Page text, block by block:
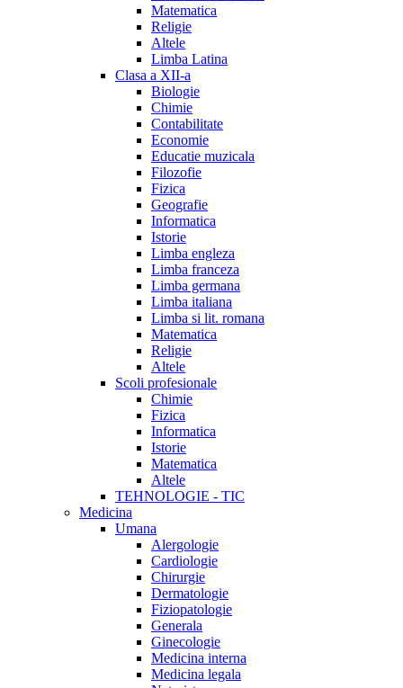
Matematica
Religie
Altele
Limba Latina
Clasa a XII-a
Biologie
Chimie
Contabilitate
Economie
Educatie muzicala
Filozofie
Fizica
Geografie
Informatica
Istorie
Limba engleza
Limba franceza
Limba germana
Limba italiana
Limba si lit. romana
Matematica
Religie
Altele
Scoli profesionale
Chimie
Fizica
Informatica
Istorie
Matematica
Altele
TEHNOLOGIE - TIC
Medicina
Umana
Alergologie
Cardiologie
Chirurgie
Dermatologie
Fiziopatologie
Generala
Ginecologie
Medicina interna
Medicina legala